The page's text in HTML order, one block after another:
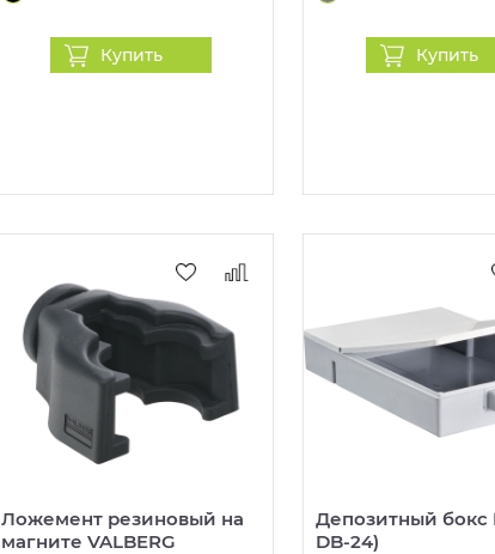
Купить Купить
Ложемент резиновый на
магните VALBERG
Депозитный бокс
DB-24)